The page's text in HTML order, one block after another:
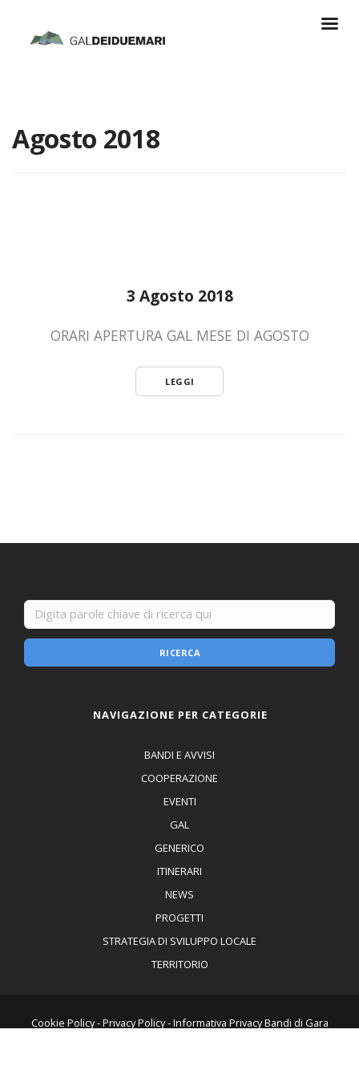
Agosto 2018
3 Agosto 2018
ORARI APERTURA GAL MESE DI AGOSTO
LEGGI
RICERCA
NAVIGAZIONE PER CATEGORIE
BANDI E AVVISI
COOPERAZIONE
EVENTI
GAL
GENERICO
ITINERARI
NEWS
PROGETTI
STRATEGIA DI SVILUPPO LOCALE
TERRITORIO
Cookie Policy-Privacy Policy-Informativa Privacy Bandi di Gara